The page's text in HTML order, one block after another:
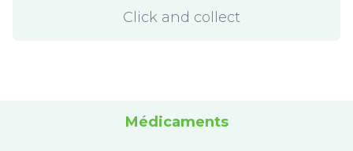
Click and collect
Médicaments